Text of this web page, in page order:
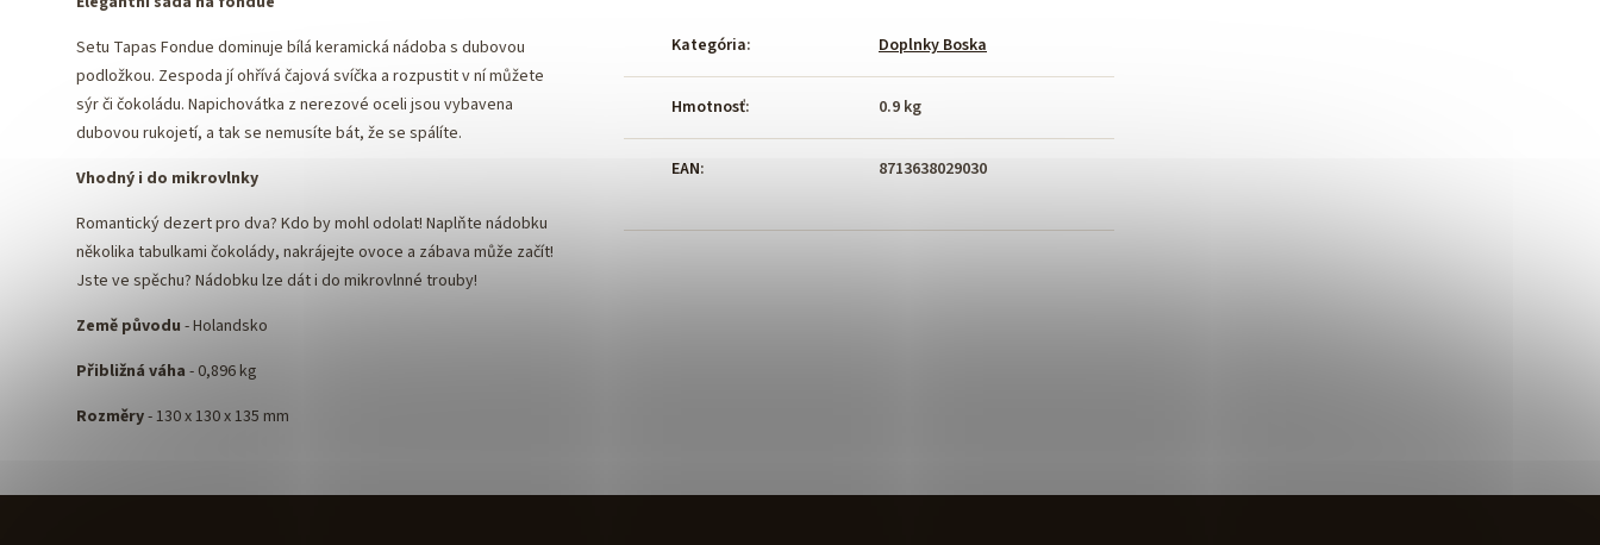
Setu Tapas Fondue dominuje bílá keramická nádoba s dubovou
podložkou. Zespoda jí ohřívá čajová svíčka a rozpustit v ní můžete
sýr či čokoládu. Napichovátka z nerezové oceli jsou vybavena
dubovou rukojetí, a tak se nemusíte bát, že se spálíte.
Vhodný i do mikrovlnky
Romantický dezert pro dva? Kdo by mohl odolat! Naplňte nádobku
několika tabulkami čokolády, nakrájejte ovoce a zábava může začít!
Jste ve spěchu? Nádobku lze dát i do mikrovlnné trouby!
Země původu - Holandsko
Přibližná váha - 0,896 kg
Rozměry- 130 x 130 x 135 mm
Kategória: Doplnky Boska
Hmotnosť: 0.9 kg
EAN: 8713638029030